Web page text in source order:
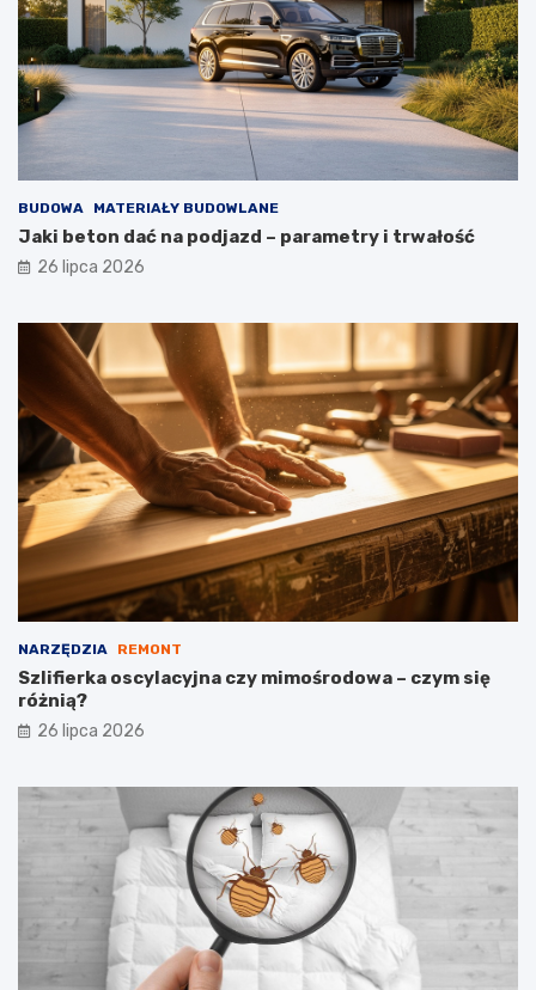
BUDOWA MATERIAŁY BUDOWLANE
Jaki beton dać na podjazd – parametry i trwałość
26 lipca 2026
NARZĘDZIA REMONT
Szlifierka oscylacyjna czy mimośrodowa – czym się
różnią?
26 lipca 2026